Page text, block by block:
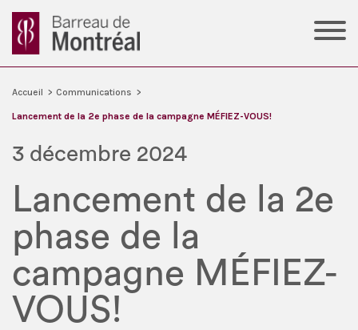
Accueil > Communications >
Lancement de la 2e phase de la campagne MÉFIEZ-VOUS!
3 décembre 2024
Lancement de la 2e
phase de la
campagne MÉFIEZ-
VOUS!